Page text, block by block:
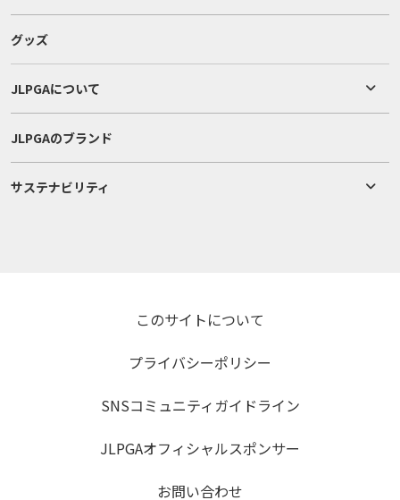
グッズ
JLPGAについて
JLPGAのブランド
サステナビリティ
このサイトについて
プライバシーポリシー
SNSコミュニティガイドライン
JLPGAオフィシャルスポンサー
お問い合わせ